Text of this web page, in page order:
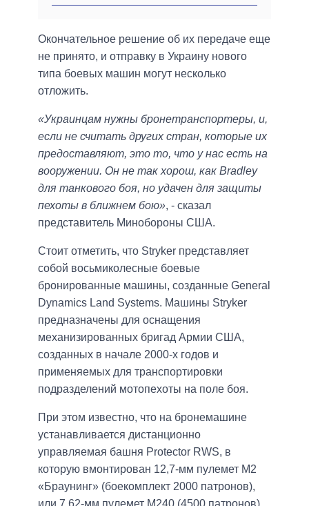
Окончательное решение об их передаче еще
не принято, и отправку в Украину нового
типа боевых машин могут несколько
отложить.
«Украинцам нужны бронетранспортеры, и,
если не считать других стран, которые их
предоставляют, это то, что у нас есть на
вооружении. Он не так хорош, как Bradley
для танкового боя, но удачен для защиты
пехоты в ближнем бою», - сказал
представитель Минобороны США.
Стоит отметить, что Stryker представляет
собой восьмиколесные боевые
бронированные машины, созданные General
Dynamics Land Systems. Машины Stryker
предназначены для оснащения
механизированных бригад Армии США,
созданных в начале 2000-х годов и
применяемых для транспортировки
подразделений мотопехоты на поле боя.
При этом известно, что на бронемашине
устанавливается дистанционно
управляемая башня Protector RWS, в
которую вмонтирован 12,7-мм пулемет M2
«Браунинг» (боекомплект 2000 патронов),